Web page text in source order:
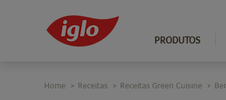
PRODUTOS
Home > Receitas > Receitas Green Cuisine >